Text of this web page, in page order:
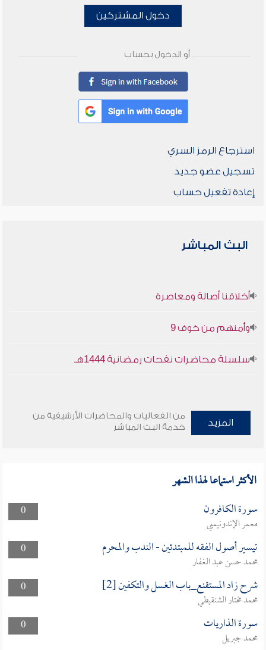
دخول المشتركين
أو الدخول بحساب
استرجاع الرمز السري
تسجيل عضو جديد
إعادة تفعيل حساب
البث المباشر
أخلاقنا أصالة ومعاصرة
وأمنهم من خوف 9
سلسلة محاضرات نفحات رمضانية 1444هـ
المزيد
من الفعاليات والمحاضرات الأرشيفية من
خدمة البث المباشر
الأكثر استماعا لهذا الشهر
0 سورة الكافرون
معمر الإندونيسي
0
تيسير أصول الفقه للمبتدئين - الندب والمحرم
محمد حسن عبد الغفار
0
شرح زاد المستقنع_باب الغسل والتكفين [2]
محمد مختار الشنقيطي
0
سورة الذاريات
محمد جبريل